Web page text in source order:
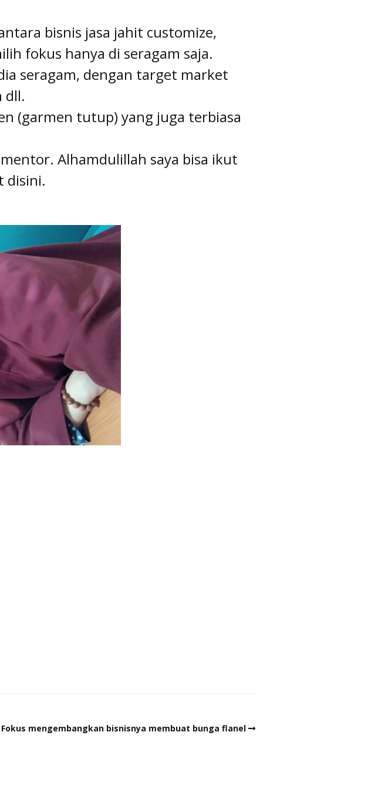
bisnis jasa jahit customize,
fokus hanya di seragam saja.
seragam, dengan target market
dll.
(garmen tutup) yang juga terbiasa
Alhamdulillah saya bisa ikut
disini.
Fokus mengembangkan bisnisnya membuat bunga flanel